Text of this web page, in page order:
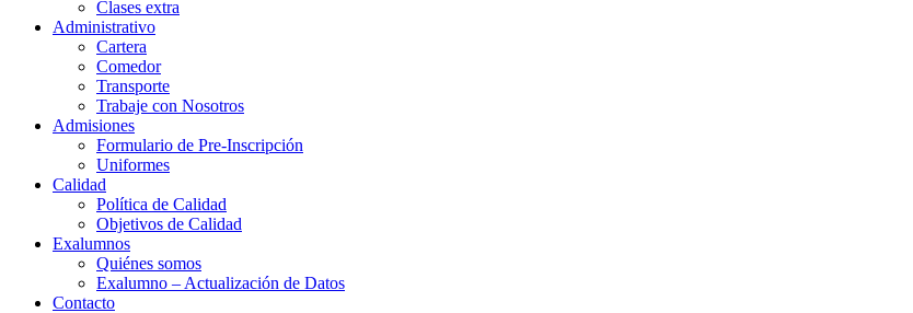
Clases extra
Administrativo
Cartera
Comedor
Transporte
Trabaje con Nosotros
Admisiones
Formulario de Pre-Inscripción
Uniformes
Calidad
Política de Calidad
Objetivos de Calidad
Exalumnos
Quiénes somos
Exalumno – Actualización de Datos
Contacto